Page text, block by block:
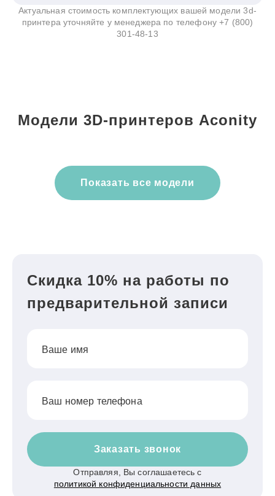
Актуальная стоимость комплектующих вашей модели 3d-
принтера уточняйте у менеджера по телефону+7 (800)
301-48-13
Модели 3D-принтеров Aconity
Показать все модели
Скидка 10% на работы по
предварительной записи
Ваше имя
Ваш номер телефона
Заказать звонок
Отправляя, Вы соглашаетесь с
политикой конфиденциальности данных